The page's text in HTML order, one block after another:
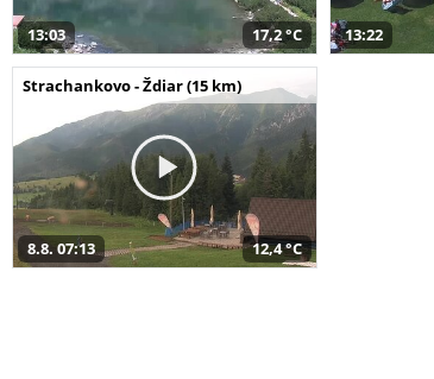
13:03 17,2 °C 13:22
Strachankovo - Ždiar (15 km)
8.8. 07:13 12,4 °C